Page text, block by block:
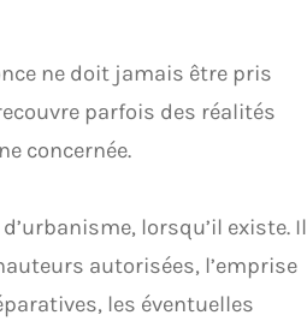
ne doit jamais être pris
parfois des réalités
concernée.
lorsqu’il existe. Il
autorisées, l’emprise
les éventuelles